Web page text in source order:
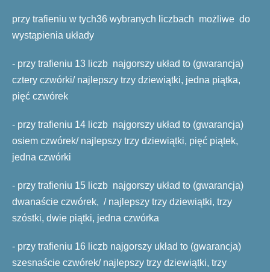
przy trafieniu w tych36 wybranych liczbach możliwe do
wystąpienia układy
- przy trafieniu 13 liczb najgorszy układ to (gwarancja)
cztery czwórki/ najlepszy trzy dziewiątki, jedna piątka,
pięć czwórek
- przy trafieniu 14 liczb najgorszy układ to (gwarancja)
osiem czwórek/ najlepszy trzy dziewiątki, pięć piątek,
jedna czwórki
- przy trafieniu 15 liczb najgorszy układ to (gwarancja)
dwanaście czwórek, / najlepszy trzy dziewiątki, trzy
szóstki, dwie piątki, jedna czwórka
- przy trafieniu 16 liczb najgorszy układ to (gwarancja)
szesnaście czwórek/ najlepszy trzy dziewiątki, trzy